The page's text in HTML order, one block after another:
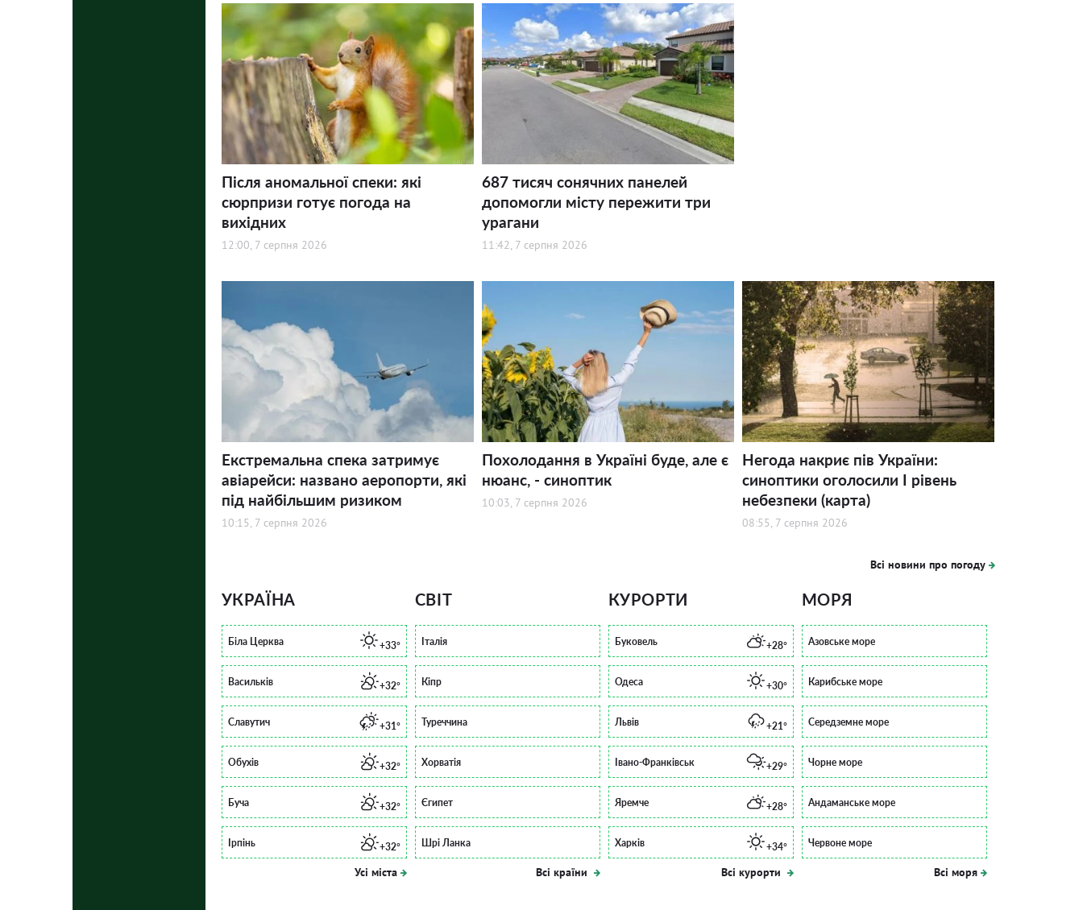
Після аномальної спеки: які
сюрпризи готує погода на
вихідних
12:00, 7 серпня 2026
687 тисяч сонячних панелей
допомогли місту пережити три
урагани
11:42, 7 серпня 2026
Екстремальна спека затримує
авіарейси: названо аеропорти, які
під найбільшим ризиком
10:15, 7 серпня 2026
Похолодання в Україні буде, але є
нюанс, - синоптик
10:03, 7 серпня 2026
Негода накриє пів України:
синоптики оголосили І рівень
небезпеки (карта)
08:55, 7 серпня 2026
Всі новини про погоду
УКРАЇНА
Біла Церква +33°
Васильків +32°
Славутич +31°
Обухів +32°
Буча +32°
Ірпінь +32°
Усі міста
СВІТ
Італія
Кіпр
Туреччина
Хорватія
Єгипет
Шрі Ланка
Всі країни
КУРОРТИ
Буковель +28°
Одеса +30°
Львів +21°
Івано-Франківськ +29°
Яремче +28°
Харків +34°
Всі курорти
МОРЯ
Азовське море
Карибське море
Середземне море
Чорне море
Андаманське море
Червоне море
Всі моря